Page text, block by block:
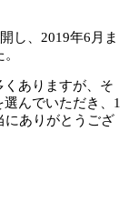
し、2019年6月ま
ありますが、そ
んでいただき、1
にありがとうござ